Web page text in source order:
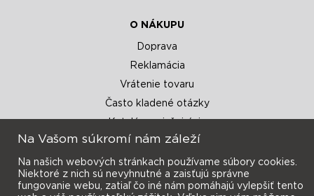
O NÁKUPU
Doprava
Reklamácia
Vrátenie tovaru
Často kladené otázky
Katalógy a inšpirácie
Na Vašom súkromí nám záleží
Na našich webových stránkach používame súbory cookies.
Niektoré z nich sú nevyhnutné a zaisťujú správne
fungovanie webu, zatiaľ čo iné nám pomáhajú vylepšiť tento